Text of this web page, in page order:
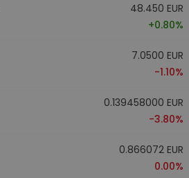
48.450 EUR
+0.80%
7.0500 EUR
-1.10%
0.139458000 EUR
-3.80%
0.866072 EUR
0.00%